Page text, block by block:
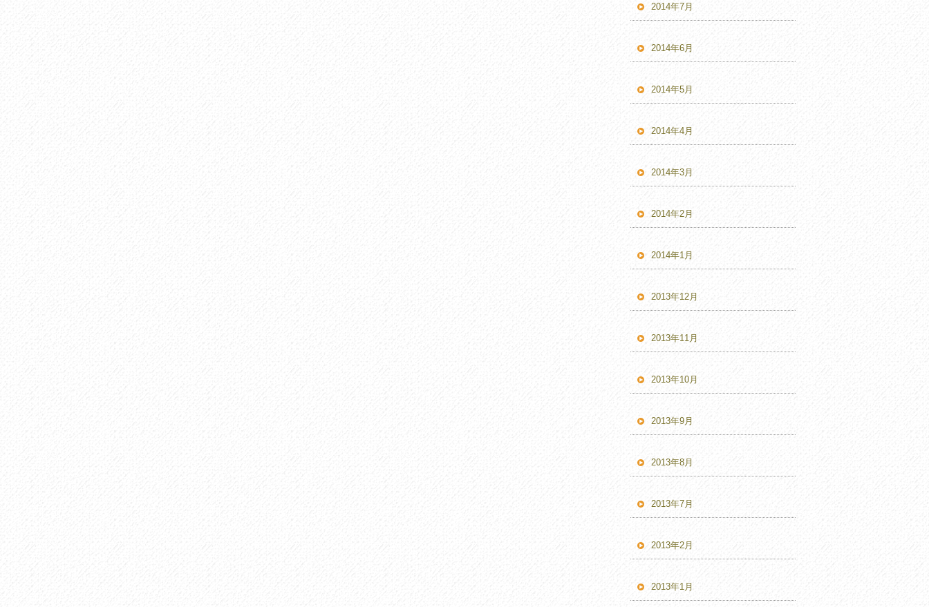
2014年7月
2014年6月
2014年5月
2014年4月
2014年3月
2014年2月
2014年1月
2013年12月
2013年11月
2013年10月
2013年9月
2013年8月
2013年7月
2013年2月
2013年1月